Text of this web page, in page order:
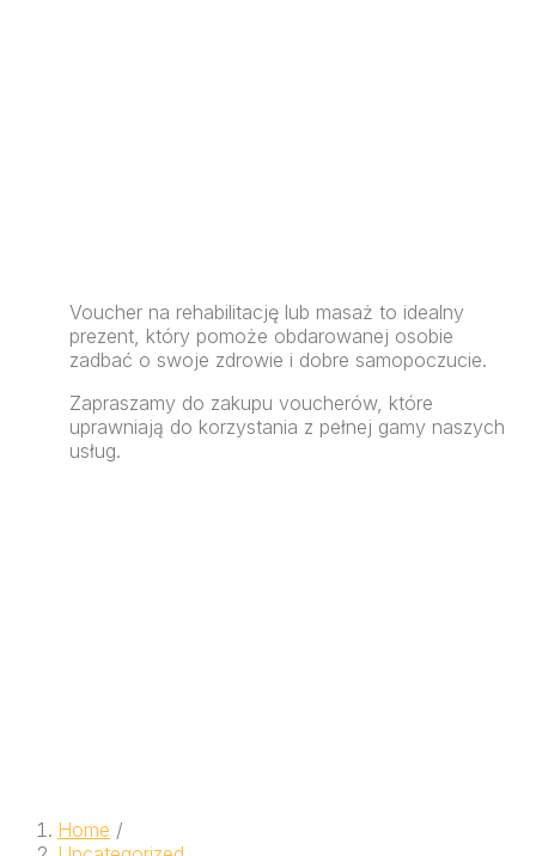
Voucher na rehabilitację lub masaż to idealny
prezent, który pomoże obdarowanej osobie
zadbać o swoje zdrowie i dobre samopoczucie.
Zapraszamy do zakupu voucherów, które
uprawniają do korzystania z pełnej gamy naszych
usług.
Home /